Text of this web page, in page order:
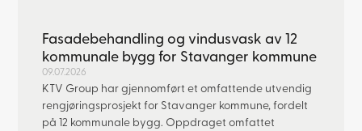
Fasadebehandling og vindusvask av 12
kommunale bygg for Stavanger kommune
09.07.2026
KTV Group har gjennomført et omfattende utvendig
rengjøringsprosjekt for Stavanger kommune, fordelt
på 12 kommunale bygg. Oppdraget omfattet